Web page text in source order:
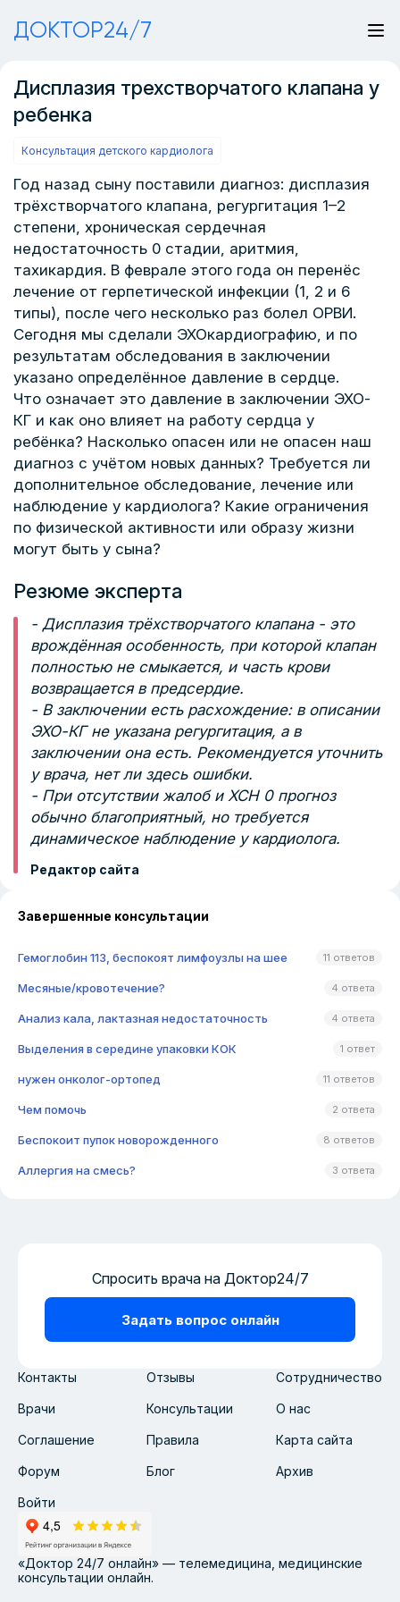
ДОКТОР24/7
Дисплазия трехстворчатого клапана у
ребенка
Консультация детского кардиолога
Год назад сыну поставили диагноз: дисплазия
трёхстворчатого клапана, регургитация 1–2
степени, хроническая сердечная
недостаточность 0 стадии, аритмия,
тахикардия. В феврале этого года он перенёс
лечение от герпетической инфекции (1, 2 и 6
типы), после чего несколько раз болел ОРВИ.
Сегодня мы сделали ЭХОкардиографию, и по
результатам обследования в заключении
указано определённое давление в сердце.
Что означает это давление в заключении ЭХО-
КГ и как оно влияет на работу сердца у
ребёнка? Насколько опасен или не опасен наш
диагноз с учётом новых данных? Требуется ли
дополнительное обследование, лечение или
наблюдение у кардиолога? Какие ограничения
по физической активности или образу жизни
могут быть у сына?
Резюме эксперта
- Дисплазия трёхстворчатого клапана - это
врождённая особенность, при которой клапан
полностью не смыкается, и часть крови
возвращается в предсердие.
- В заключении есть расхождение: в описании
ЭХО-КГ не указана регургитация, а в
заключении она есть. Рекомендуется уточнить
у врача, нет ли здесь ошибки.
- При отсутствии жалоб и ХСН 0 прогноз
обычно благоприятный, но требуется
динамическое наблюдение у кардиолога.
Редактор сайта
Завершенные консультации
Гемоглобин 113, беспокоят лимфоузлы на шее 11 ответов
Месяные/кровотечение? 4 ответа
Анализ кала, лактазная недостаточность 4 ответа
Выделения в середине упаковки КОК 1 ответ
нужен онколог-ортопед 11 ответов
Чем помочь 2 ответа
Беспокоит пупок новорожденного 8 ответов
Аллергия на смесь? 3 ответа
Контакты Отзывы Сотрудничество
Врачи Консультации О нас
Соглашение Правила Карта сайта
Форум Блог Архив
Войти
Спросить врача на Доктор24/7
Задать вопрос онлайн
«Доктор 24/7 онлайн» — телемедицина, медицинские
консультации онлайн.